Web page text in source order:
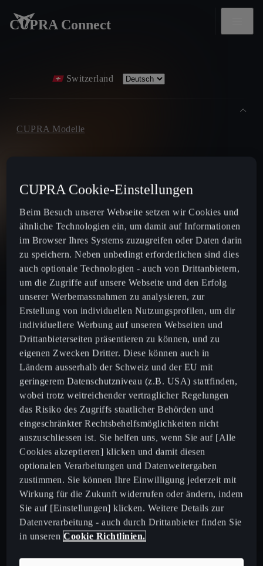
CUPRA Connect
Switzerland
CUPRA Modelle
Der Neue CUPRA Born 2026
Terramar
Tavascan
Formentor
Leon
Leon Sportstourer
Born
Ateca
Konfigurator
Aktuelle Angbote
CUPRA Cookie-Einstellungen
Beim Besuch unserer Webseite setzen wir Cookies und
ähnliche Technologien ein, um damit auf Informationen
im Browser Ihres Systems zuzugreifen oder Daten darin
zu speichern. Neben unbedingt erforderlichen sind dies
auch optionale Technologien - auch von Drittanbietern,
um die Zugriffe auf unsere Webseite und den Erfolg
unserer Werbemassnahmen zu analysieren, zur
Erstellung von individuellen Nutzungsprofilen, um dir
individuellere Werbung auf unseren Webseiten und
Drittanbieterseiten präsentieren zu können, und zu
eigenen Zwecken Dritter. Diese können auch in
Ländern ausserhalb der Schweiz und der EU mit
geringerem Datenschutzniveau (z.B. USA) stattfinden,
wobei trotz weitreichender vertraglicher Regelungen
das Risiko des Zugriffs staatlicher Behörden und
eingeschränkter Rechtsbehelfsmöglichkeiten nicht
auszuschliessen ist. Sie helfen uns, wenn Sie auf [Alle
Cookies akzeptieren] klicken und damit diesen
optionalen Verarbeitungen und Datenweitergaben
zustimmen. Sie können Ihre Einwilligung jederzeit mit
Wirkung für die Zukunft widerrufen oder ändern, indem
Sie auf [Einstellungen] klicken. Weitere Details zur
Datenverarbeitung - auch durch Drittanbieter finden Sie
in unseren Cookie Richtlinien.